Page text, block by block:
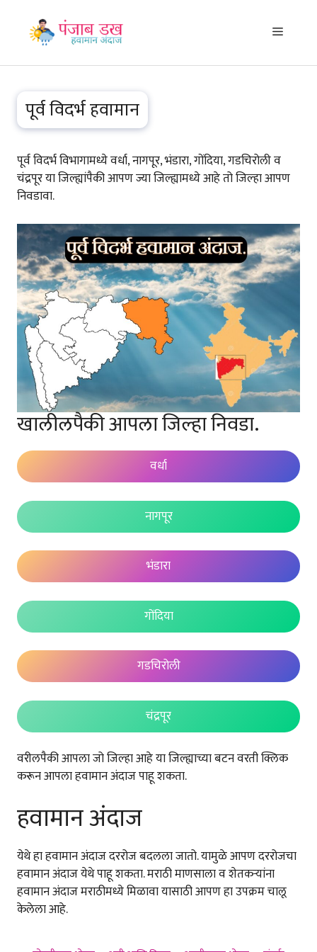
content
Menu
पूर्व विदर्भ हवामान
पूर्व विदर्भ विभागामध्ये वर्धा, नागपूर, भंडारा, गोंदिया, गडचिरोली व
चंद्रपूर या जिल्ह्यांपैकी आपण ज्या जिल्ह्यामध्ये आहे तो जिल्हा आपण
निवडावा.
खालीलपैकी आपला जिल्हा निवडा.
वर्धा
नागपूर
भंडारा
गोंदिया
गडचिरोली
चंद्रपूर
वरीलपैकी आपला जो जिल्हा आहे या जिल्ह्याच्या बटन वरती क्लिक
करून आपला हवामान अंदाज पाहू शकता.
हवामान अंदाज
येथे हा हवामान अंदाज दररोज बदलला जातो. यामुळे आपण दररोजचा
हवामान अंदाज येथे पाहू शकता. मराठी माणसाला व शेतकऱ्यांना
हवामान अंदाज मराठीमध्ये मिळावा यासाठी आपण हा उपक्रम चालू
केलेला आहे.